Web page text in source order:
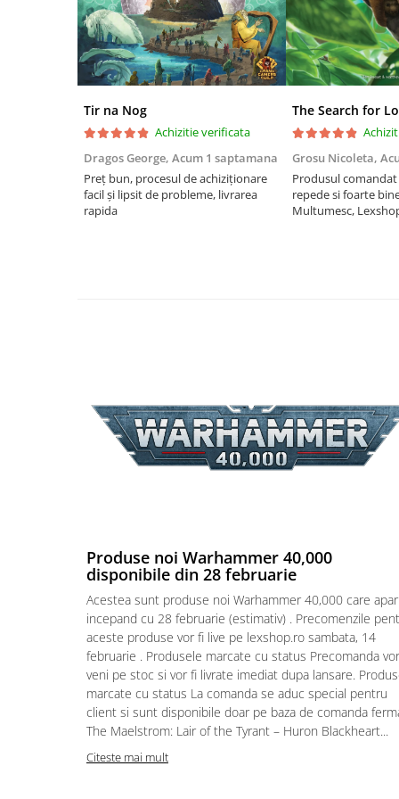
Riftbound singles
Gundam TCG
Accesorii pentru puzzle
Puzzle 2000 piese
Puzzle 1500 piese
Puzzle 4000 piese
Puzzle 300 piese
Puzzle 70 piese
Puzzle cu 100 piese
Puzzle cu 200 piese
Puzzle 2 in 1
Tir na Nog
Achizitie verificata
Dragos George, Acum 1 saptamana
Preț bun, procesul de achiziționare
facil și lipsit de probleme, livrarea
rapida
The Search for
Grosu Nicoleta,
Produsul
repede si foarte
Multumesc,
Produse noi Warhammer 40,000
disponibile din 28 februarie
Acestea sunt produse noi Warhammer 40,000 care apar
incepand cu 28 februarie (estimativ) . Precomenzile
aceste produse vor fi live pe lexshop.ro sambata, 14
februarie . Produsele marcate cu status Precomanda vor
veni pe stoc si vor fi livrate imediat dupa lansare.
marcate cu status La comanda se aduc special pentru
client si sunt disponibile doar pe baza de comanda
The Maelstrom: Lair of the Tyrant – Huron Blackheart...
Citeste mai mult